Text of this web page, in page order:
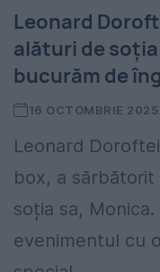
Leonard
alături de soția
bucurăm de
16 OCTOMBRIE 2025
Leonard
box, a sărbătorit
soția sa,
evenimentul cu